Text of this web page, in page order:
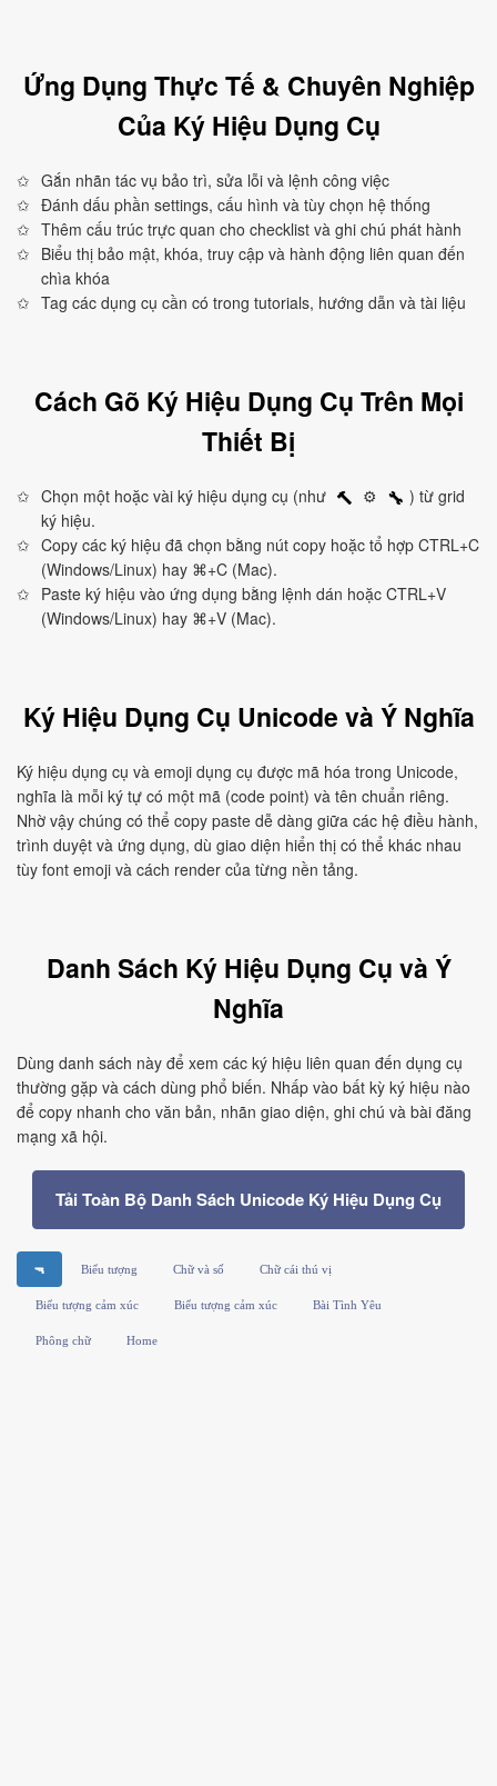
Ứng Dụng Thực Tế & Chuyên Nghiệp
Của Ký Hiệu Dụng Cụ
Gắn nhãn tác vụ bảo trì, sửa lỗi và lệnh công việc
Đánh dấu phần settings, cấu hình và tùy chọn hệ thống
Thêm cấu trúc trực quan cho checklist và ghi chú phát hành
Biểu thị bảo mật, khóa, truy cập và hành động liên quan đến
chìa khóa
Tag các dụng cụ cần có trong tutorials, hướng dẫn và tài liệu
Cách Gõ Ký Hiệu Dụng Cụ Trên Mọi
Thiết Bị
Chọn một hoặc vài ký hiệu dụng cụ (như 🔨 ⚙ 🔧 ) từ grid
ký hiệu.
Copy các ký hiệu đã chọn bằng nút copy hoặc tổ hợp CTRL+C
(Windows/Linux) hay ⌘+C (Mac).
Paste ký hiệu vào ứng dụng bằng lệnh dán hoặc CTRL+V
(Windows/Linux) hay ⌘+V (Mac).
Ký Hiệu Dụng Cụ Unicode và Ý Nghĩa
Ký hiệu dụng cụ và emoji dụng cụ được mã hóa trong Unicode,
nghĩa là mỗi ký tự có một mã (code point) và tên chuẩn riêng.
Nhờ vậy chúng có thể copy paste dễ dàng giữa các hệ điều hành,
trình duyệt và ứng dụng, dù giao diện hiển thị có thể khác nhau
tùy font emoji và cách render của từng nền tảng.
Danh Sách Ký Hiệu Dụng Cụ và Ý
Nghĩa
Dùng danh sách này để xem các ký hiệu liên quan đến dụng cụ
thường gặp và cách dùng phổ biến. Nhấp vào bất kỳ ký hiệu nào
để copy nhanh cho văn bản, nhãn giao diện, ghi chú và bài đăng
mạng xã hội.
Tải Toàn Bộ Danh Sách Unicode Ký Hiệu Dụng Cụ
🔫 Biểu tượng Chữ và số Chữ cái thú vị
Biểu tượng cảm xúc Biểu tượng cảm xúc Bài Tình Yêu
Phông chữ Home